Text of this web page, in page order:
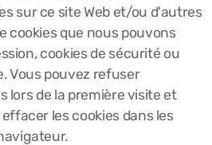
sur ce site Web et/ou d'autres
cookies que nous pouvons
cookies de sécurité ou
Vous pouvez refuser
lors de la première visite et
les cookies dans les